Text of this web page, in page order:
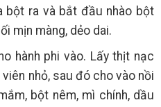
bột ra và bắt đầu nhào bột
mịn màng, dẻo dai.
hành phi vào. Lấy thịt nạc
nhỏ, sau đó cho vào nồi
bột nêm, mì chính, dầu